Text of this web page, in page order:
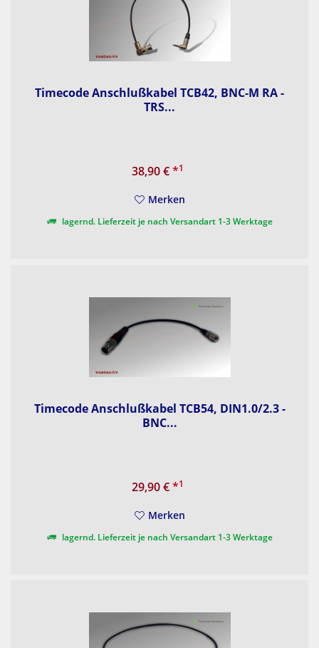
Timecode Anschlußkabel TCB42, BNC-M RA -
TRS...
38,90 €*1
Merken
lagernd. Lieferzeit je nach Versandart 1-3 Werktage
Timecode Anschlußkabel TCB54, DIN1.0/2.3 -
BNC...
29,90 €*1
Merken
lagernd. Lieferzeit je nach Versandart 1-3 Werktage